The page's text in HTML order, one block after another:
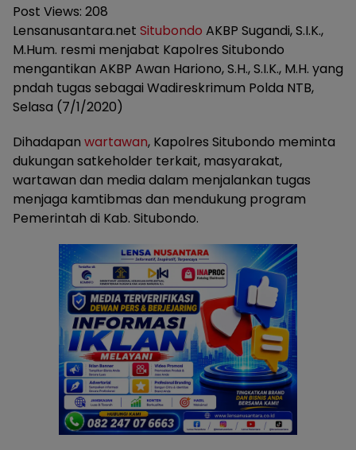
Post Views: 208
Lensanusantara.net Situbondo AKBP Sugandi, S.I.K.,
M.Hum. resmi menjabat Kapolres Situbondo
mengantikan AKBP Awan Hariono, S.H., S.I.K., M.H. yang
pndah tugas sebagai Wadireskrimum Polda NTB,
Selasa (7/1/2020)
Dihadapan wartawan, Kapolres Situbondo meminta
dukungan satkeholder terkait, masyarakat,
wartawan dan media dalam menjalankan tugas
menjaga kamtibmas dan mendukung program
Pemerintah di Kab. Situbondo.